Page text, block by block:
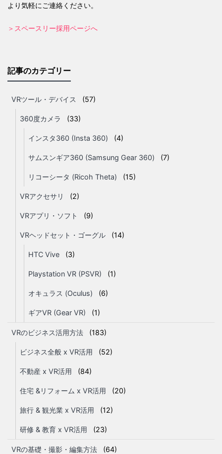
より気軽にご連絡ください。
＞スペースリー採用ページへ
記事のカテゴリー
VRツール・デバイス (57)
360度カメラ (33)
インスタ360 (Insta 360) (4)
サムスンギア360 (Samsung Gear 360) (7)
リコーシータ (Ricoh Theta) (15)
VRアクセサリ (2)
VRアプリ・ソフト (9)
VRヘッドセット・ゴーグル (14)
HTC Vive (3)
Playstation VR (PSVR) (1)
オキュラス (Oculus) (6)
ギアVR (Gear VR) (1)
VRのビジネス活用方法 (183)
ビジネス全般 x VR活用 (52)
不動産 x VR活用 (84)
住宅 &リフォーム x VR活用 (20)
旅行 & 観光業 x VR活用 (12)
研修 & 教育 x VR活用 (23)
VRの基礎・撮影・編集方法 (64)